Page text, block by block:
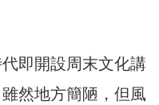
即開設周末文化講
然地方簡陋，但風